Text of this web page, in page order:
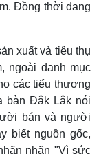
Đồng thời đang
xuất và tiêu thụ
ngoài danh mục
các tiểu thương
bàn Đắk Lắk nói
bán và người
biết nguồn gốc,
nhãn "Vì sức